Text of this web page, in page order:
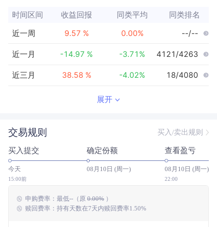
时间区间 收益回报 同类平均 同类排名
近一周 9.57 % 0.00% --/--
近一月 -14.97 % -3.71 % 4121/4263
近三月 38.58 % -4.02% 18/4080
-1.48
近三年 --/--
近五年 -- 0.00% --/--
今年以来 23/3839
成立以来 227.35%
展开
交易规则 买入/卖出规则
买入提交
今天
15:00前
确定份额
08月10日 (周一)
查看盈亏
08月10日 (周一)
22:00
申购费率： 最低--（原 0.00%）
赎回费率：持有天数在7天内赎回费率1.50%